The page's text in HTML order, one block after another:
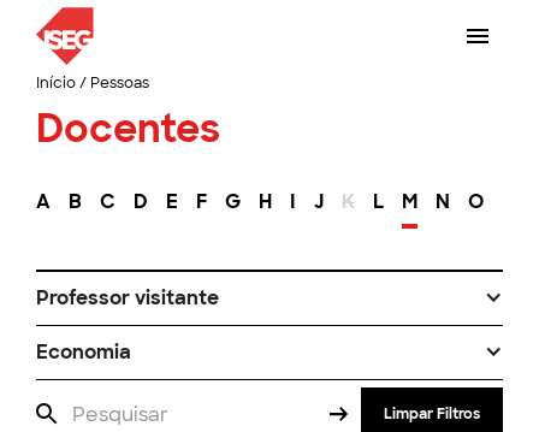
Início/ Pessoas
Docentes
A B C D E F G H I J K L M N O
Professor visitante
Economia
Limpar Filtros